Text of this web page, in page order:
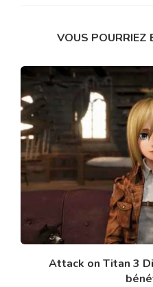
VOUS POURRIEZ
Attack on Titan 3